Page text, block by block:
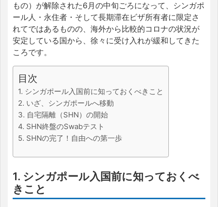
もの）が解除された6月の中旬ごろになって、シンガポ
ール人・永住者・そして長期滞在ビザ所有者に限定さ
れてではあるものの、海外から比較的コロナの状況が
安定している国から、徐々に受け入れが緩和してきた
ころです。
目次
1. シンガポール入国前に知っておくべきこと
2. いざ、シンガポールへ移動
3. 自宅隔離（SHN）の開始
4. SHN終盤のSwabテスト
5. SHNの完了！自由への第一歩
1. シンガポール入国前に知っておくべ
きこと